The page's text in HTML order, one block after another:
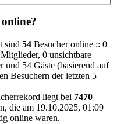
sind 54 Besucher online :: 0
0 unsichtbare
und 54 Gäste (basierend auf
Besuchern der letzten 5
liegt bei 7470
die am 19.10.2025, 01:09
online waren.